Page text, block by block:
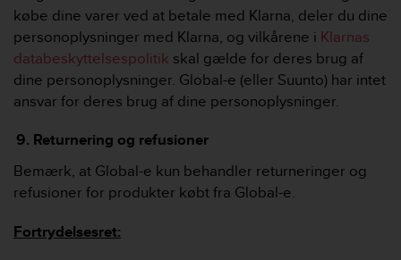
købe dine varer ved at betale med Klarna, deler du dine
personoplysninger med Klarna, og vilkårene i Klarnas
databeskyttelsespolitik skal gælde for deres brug af
dine personoplysninger. Global-e (eller Suunto) har intet
ansvar for deres brug af dine personoplysninger.
Returnering og refusioner
Bemærk, at Global-e kun behandler returneringer og
refusioner for produkter købt fra Global-e.
Fortrydelsesret: